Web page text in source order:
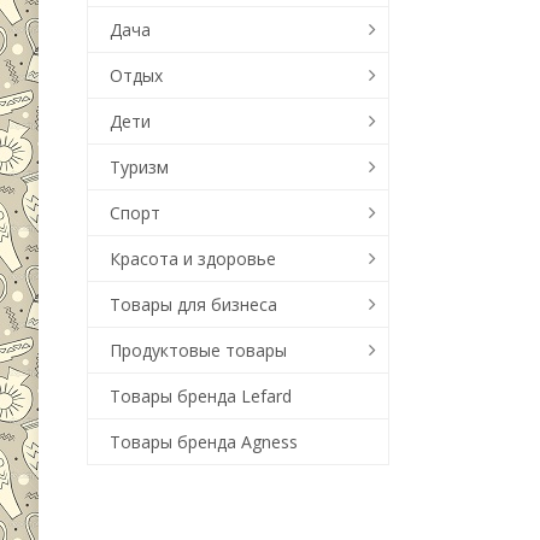
Дача
Отдых
Дети
Туризм
Спорт
Красота и здоровье
Товары для бизнеса
Продуктовые товары
Товары бренда Lefard
Товары бренда Agness